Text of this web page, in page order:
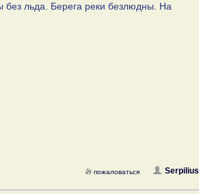
без льда. Берега реки безлюдны. На
Serpilius
пожаловаться